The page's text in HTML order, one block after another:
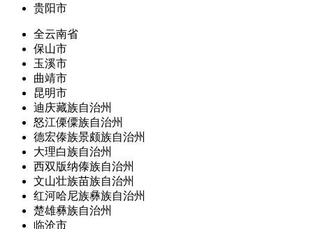
贵阳市
全云南省
保山市
玉溪市
曲靖市
昆明市
迪庆藏族自治州
怒江傈僳族自治州
德宏傣族景颇族自治州
大理白族自治州
西双版纳傣族自治州
文山壮族苗族自治州
红河哈尼族彝族自治州
楚雄彝族自治州
临沧市